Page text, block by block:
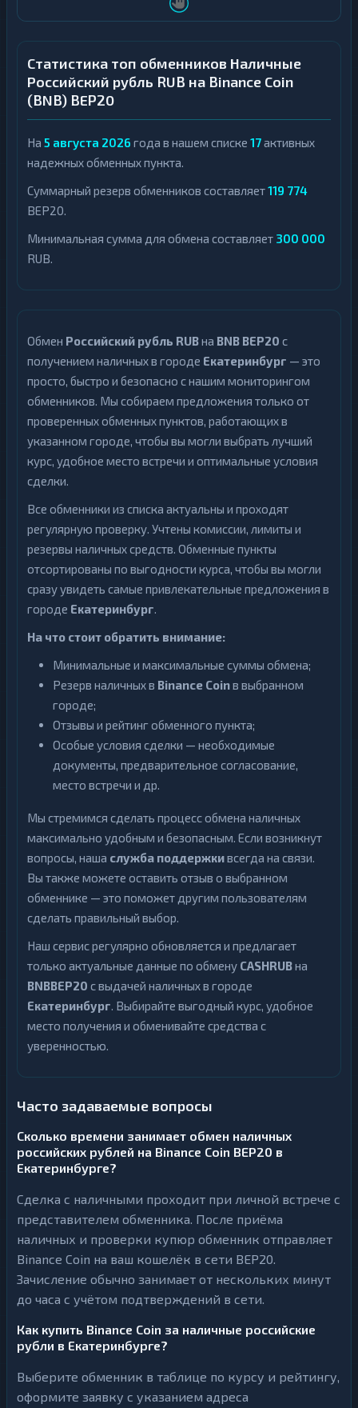
Статистика топ обменников Наличные
Российский рубль RUB на Binance Coin
(BNB) BEP20
На 5 августа 2026 года в нашем списке 17активных
надежных обменных пункта.
Суммарный резерв обменников составляет119 774
BEP20.
Минимальная сумма для обмена составляет 300 000
RUB.
Обмен Российский рубль RUBна BNB BEP20 с
получением наличных в городе Екатеринбург — это
просто, быстро и безопасно с нашим мониторингом
обменников. Мы собираем предложения только от
проверенных обменных пунктов, работающих в
указанном городе, чтобы вы могли выбрать лучший
курс, удобное место встречи и оптимальные условия
сделки.
Все обменники из списка актуальны и проходят
регулярную проверку. Учтены комиссии, лимиты и
резервы наличных средств. Обменные пункты
отсортированы по выгодности курса, чтобы вы могли
сразу увидеть самые привлекательные предложения в
городе Екатеринбург.
На что стоит обратить внимание:
Минимальные и максимальные суммы обмена;
Резерв наличных в Binance Coinв выбранном
городе;
Отзывы и рейтинг обменного пункта;
Особые условия сделки — необходимые
документы, предварительное согласование,
место встречи и др.
Мы стремимся сделать процесс обмена наличных
максимально удобным и безопасным. Если возникнут
вопросы, наша служба поддержкивсегда на связи.
Вы также можете оставить отзыв о выбранном
обменнике — это поможет другим пользователям
сделать правильный выбор.
Наш сервис регулярно обновляется и предлагает
только актуальные данные по обмену CASHRUBна
BNBBEP20 с выдачей наличных в городе
Екатеринбург. Выбирайте выгодный курс, удобное
место получения и обменивайте средства с
уверенностью.
Часто задаваемые вопросы
Сколько времени занимает обмен наличных
российских рублей на Binance Coin BEP20 в
Екатеринбурге?
Сделка с наличными проходит при личной встрече с
представителем обменника. После приёма
наличных и проверки купюр обменник отправляет
Binance Coin на ваш кошелёк в сети BEP20.
Зачисление обычно занимает от нескольких минут
до часа с учётом подтверждений в сети.
Как купить Binance Coin за наличные российские
рубли в Екатеринбурге?
Выберите обменник в таблице по курсу и рейтингу,
оформите заявку с указанием адреса